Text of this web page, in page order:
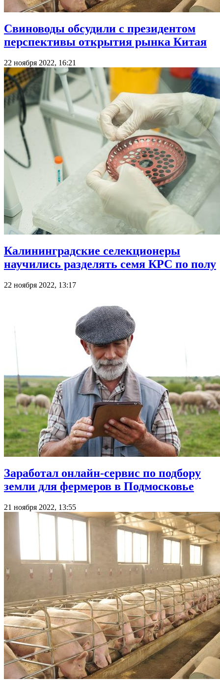
Свиноводы обсудили с президентом
перспективы открытия рынка Китая
22 ноября 2022, 16:21
Калининградские селекционеры
научились разделять семя КРС по полу
22 ноября 2022, 13:17
Заработал онлайн-сервис по подбору
земли для фермеров в Подмосковье
21 ноября 2022, 13:55